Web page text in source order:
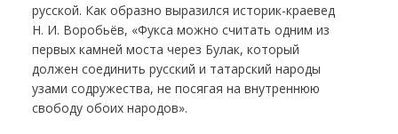
русской. Как образно выразился историк-краевед
Н. И. Воробьёв, «Фукса можно считать одним из
первых камней моста через Булак, который
должен соединить русский и татарский народы
узами содружества, не посягая на внутреннюю
свободу обоих народов».